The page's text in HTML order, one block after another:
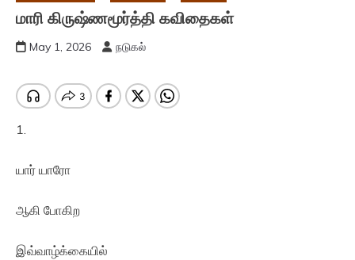
மாரி கிருஷ்ணமூர்த்தி கவிதைகள்
May 1, 2026 நடுகல்
1.
யார் யாரோ
ஆகி போகிற
இவ்வாழ்க்கையில்